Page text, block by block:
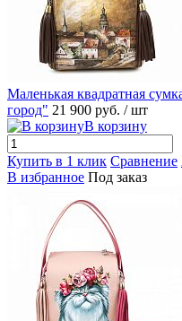
Маленькая квадратная
город" 21 900 руб. / шт
В корзину
Купить в 1 клик Сравнение
В избранное Под заказ